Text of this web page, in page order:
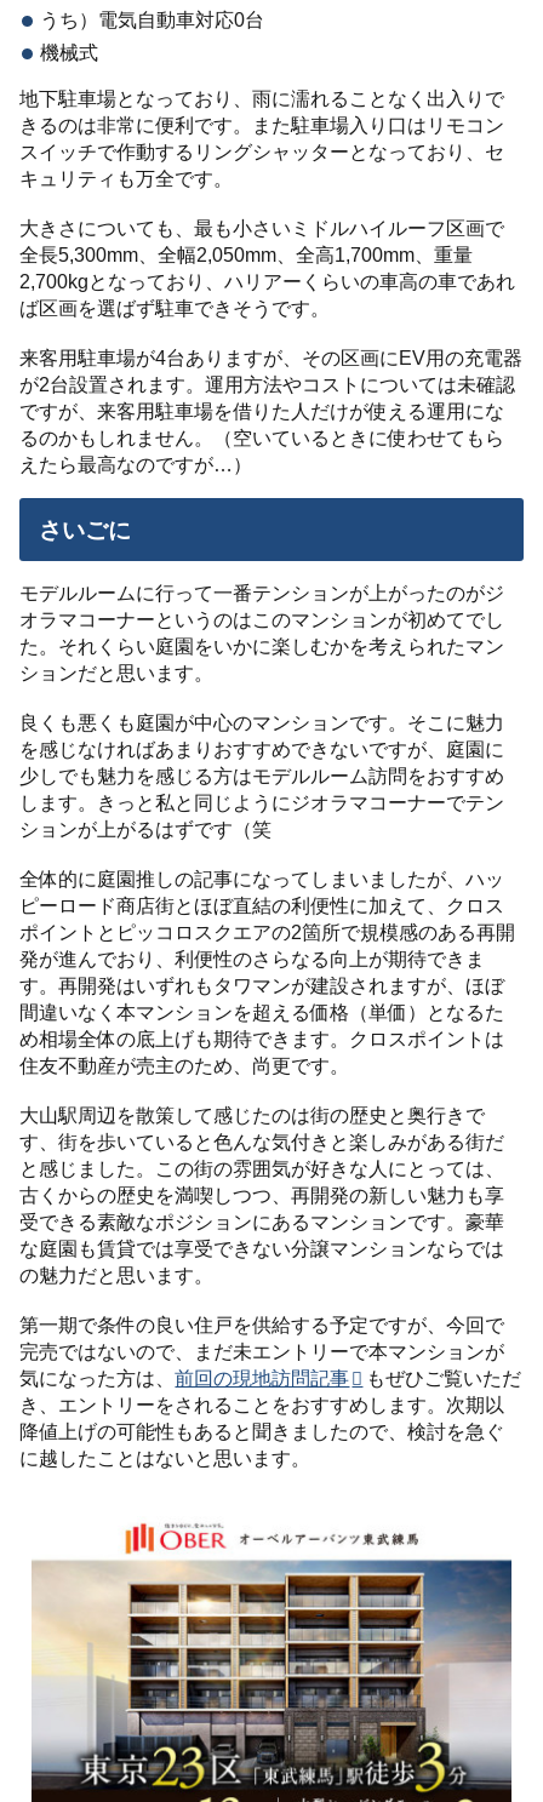
うち）電気自動車対応0台
機械式
地下駐車場となっており、雨に濡れることなく出入りで
きるのは非常に便利です。また駐車場入り口はリモコン
スイッチで作動するリングシャッターとなっており、セ
キュリティも万全です。
大きさについても、最も小さいミドルハイルーフ区画で
全長5,300mm、全幅2,050mm、全高1,700mm、重量
2,700kgとなっており、ハリアーくらいの車高の車であれ
ば区画を選ばず駐車できそうです。
来客用駐車場が4台ありますが、その区画にEV用の充電器
が2台設置されます。運用方法やコストについては未確認
ですが、来客用駐車場を借りた人だけが使える運用にな
るのかもしれません。（空いているときに使わせてもら
えたら最高なのですが…）
さいごに
モデルルームに行って一番テンションが上がったのがジ
オラマコーナーというのはこのマンションが初めてでし
た。それくらい庭園をいかに楽しむかを考えられたマン
ションだと思います。
良くも悪くも庭園が中心のマンションです。そこに魅力
を感じなければあまりおすすめできないですが、庭園に
少しでも魅力を感じる方はモデルルーム訪問をおすすめ
します。きっと私と同じようにジオラマコーナーでテン
ションが上がるはずです（笑
全体的に庭園推しの記事になってしまいましたが、ハッ
ピーロード商店街とほぼ直結の利便性に加えて、クロス
ポイントとピッコロスクエアの2箇所で規模感のある再開
発が進んでおり、利便性のさらなる向上が期待できま
す。再開発はいずれもタワマンが建設されますが、ほぼ
間違いなく本マンションを超える価格（単価）となるた
め相場全体の底上げも期待できます。クロスポイントは
住友不動産が売主のため、尚更です。
大山駅周辺を散策して感じたのは街の歴史と奥行きで
す、街を歩いていると色んな気付きと楽しみがある街だ
と感じました。この街の雰囲気が好きな人にとっては、
古くからの歴史を満喫しつつ、再開発の新しい魅力も享
受できる素敵なポジションにあるマンションです。豪華
な庭園も賃貸では享受できない分譲マンションならでは
の魅力だと思います。
第一期で条件の良い住戸を供給する予定ですが、今回で
完売ではないので、まだ未エントリーで本マンションが
気になった方は、前回の現地訪問記事
もぜひご覧いただ
き、エントリーをされることをおすすめします。次期以
降値上げの可能性もあると聞きましたので、検討を急ぐ
に越したことはないと思います。